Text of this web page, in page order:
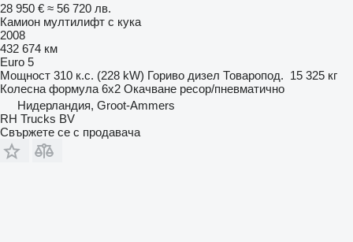
28 950 € ≈ 56 720 лв.
Камион мултилифт с кука
2008
432 674 км
Euro 5
Мощност 310 к.с. (228 kW) Гориво дизел Товаропод. 15 325 кг
Колесна формула 6x2 Окачване ресор/пневматично
Нидерландия, Groot-Ammers
RH Trucks BV
Свържете се с продавача